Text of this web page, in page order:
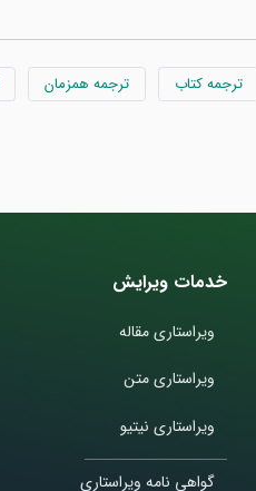
ترجمه کتاب ترجمه همزمان
خدمات ویرایش
ویراستاری مقاله
ویراستاری متن
ویراستاری نیتیو
گواهی نامه ویراستاری